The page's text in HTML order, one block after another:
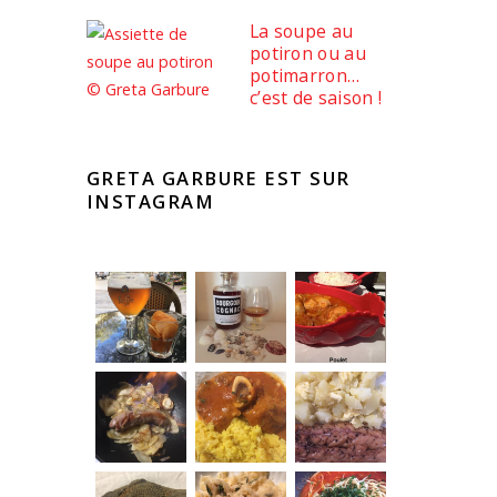
La soupe au
potiron ou au
potimarron…
c’est de saison !
GRETA GARBURE EST SUR
INSTAGRAM